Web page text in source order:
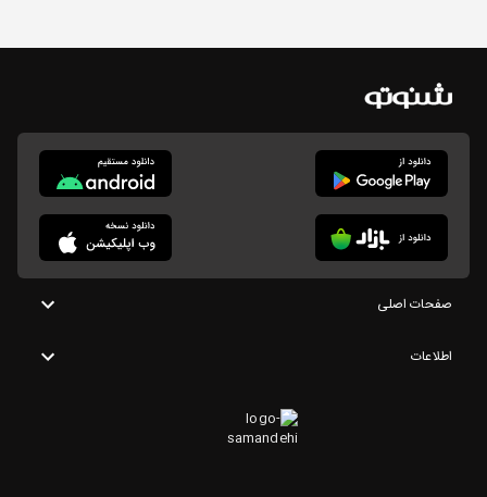
صفحات اصلی
اطلاعات